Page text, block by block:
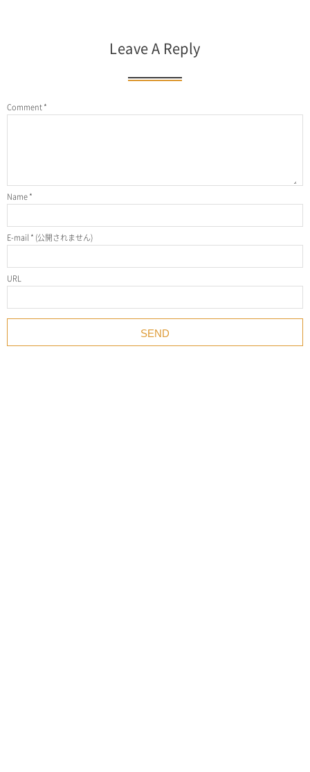
Leave A Reply
Comment*
Name*
E-mail * (公開されません)
URL